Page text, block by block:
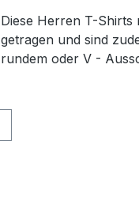
Diese Herren T-
getragen und sind
rundem oder V -